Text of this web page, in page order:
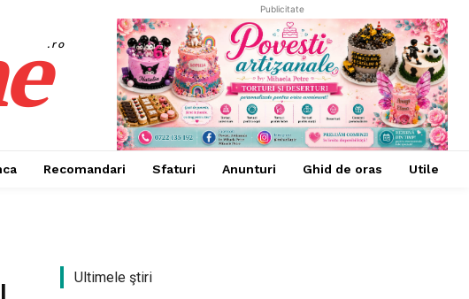
.ro
Publicitate
Recomandari Sfaturi Anunturi Ghid de oras Utile
Ultimele ştiri